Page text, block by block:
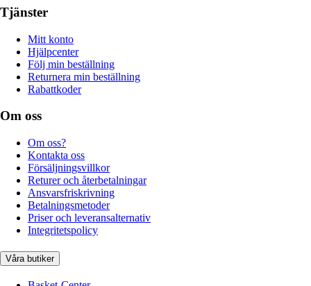
Tjänster
Mitt konto
Hjälpcenter
Följ min beställning
Returnera min beställning
Rabattkoder
Om oss
Om oss?
Kontakta oss
Försäljningsvillkor
Returer och återbetalningar
Ansvarsfriskrivning
Betalningsmetoder
Priser och leveransalternativ
Integritetspolicy
Våra butiker